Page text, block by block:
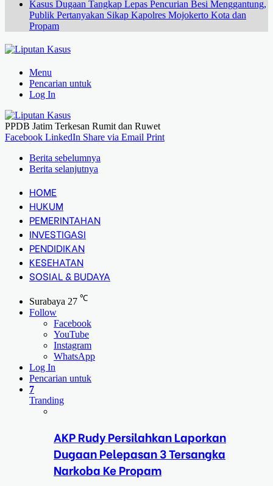
Kasus Dugaan Tangkap Lepas Pencurian Besi Menggantung,
Publik Pertanyakan Sikap Kapolres Mojokerto Kota dan
Propam
Menu
Pencarian untuk
Log In
PPDB Jatim Terkesan Rumit dan Ruwet
Facebook LinkedIn Share via Email Print
Berita sebelumnya
Berita selanjutnya
HOME
HUKUM
PEMERINTAHAN
INVESTIGASI
PENDIDIKAN
KESEHATAN
SOSIAL & BUDAYA
Surabaya 27 ℃
Follow
Facebook
YouTube
Instagram
WhatsApp
Log In
Pencarian untuk
7
Tranding
AKP Rudy Persilahkan Laporkan
Dugaan Pelepasan 3 Tersangka
Narkoba Ke Propam